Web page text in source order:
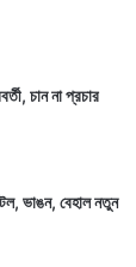
চান না প্রচার
ভাঙন, বেহাল নতুন